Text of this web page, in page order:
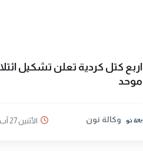
اربع كتل كردية تعلن تشكيل
موحد
وكالة نون الأثنين 27 آب 2018